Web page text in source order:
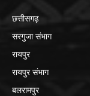
छत्तीसगढ़
सरगुजा संभाग
रायपुर
रायपुर संभाग
बलरामपुर